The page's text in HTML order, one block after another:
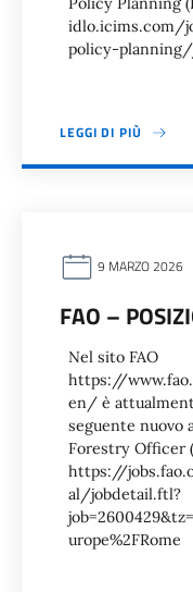
idlo.icims.com/
policy-
LEGGI DI PIÙ
9 MARZO 2026
FAO –
Nel sito FAO
https://
en/ è
seguente nuovo
Forestry Officer
https://
al/jobdetail.ftl?
urope%2FRome